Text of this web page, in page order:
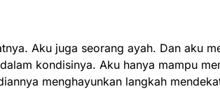
Aku juga seorang ayah. Dan aku
kondisinya. Aku hanya mampu
menghayunkan langkah